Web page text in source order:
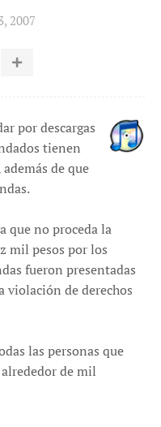
2007
por descargas
tienen
de que
que no proceda la
mil pesos por los
fueron presentadas
violación de derechos
las personas que
de mil